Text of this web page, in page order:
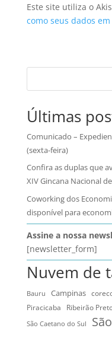
Este site utiliza o
como seus dados
Últimas
Comunicado –
(sexta-feira)
Confira as duplas que
XIV Gincana Nacional
Coworking dos
disponível para
Assine a nossa
[newsletter_form]
Nuvem de
Bauru Campinas
Piracicaba Ribeirão
São Caetano do Sul